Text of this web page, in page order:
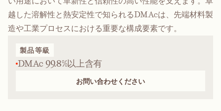
越した溶解性と熱安定性で知られるDMAcは、先端材料製
造や工業プロセスにおける重要な構成要素です。
製品等級
DMAc 99.8%以上含有
お問い合わせください